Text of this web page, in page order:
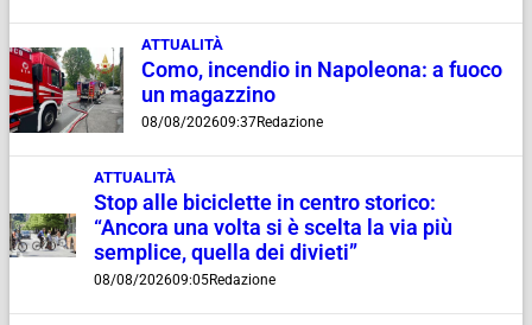
ATTUALITÀ
Como, incendio in Napoleona: a fuoco
un magazzino
08/08/202609:37Redazione
ATTUALITÀ
Stop alle biciclette in centro storico:
“Ancora una volta si è scelta la via più
semplice, quella dei divieti”
08/08/202609:05Redazione